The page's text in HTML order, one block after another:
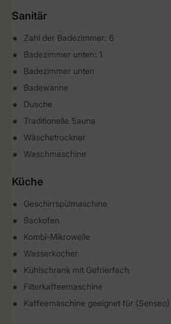
Sanitär
Zahl der Badezimmer: 6
Badezimmer unten: 1
Badezimmer unten
Badewanne
Dusche
Traditionelle Sauna
Wäschetrockner
Waschmaschine
Küche
Geschirrspülmaschine
Backofen
Kombi-Mikrowelle
Wasserkocher
Kühlschrank mit Gefrierfach
Filterkaffeemaschine
Kaffeemaschine geeignet für (Senseo)